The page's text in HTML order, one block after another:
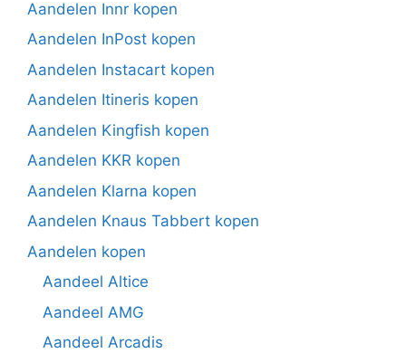
Aandelen Innr kopen
Aandelen InPost kopen
Aandelen Instacart kopen
Aandelen Itineris kopen
Aandelen Kingfish kopen
Aandelen KKR kopen
Aandelen Klarna kopen
Aandelen Knaus Tabbert kopen
Aandelen kopen
Aandeel Altice
Aandeel AMG
Aandeel Arcadis